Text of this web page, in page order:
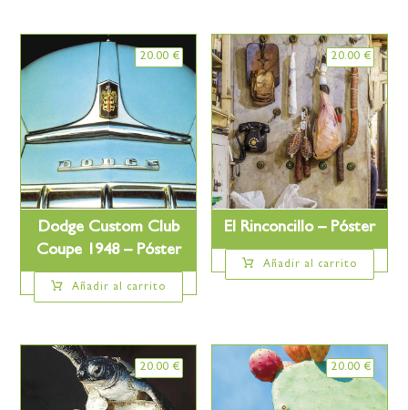
Dodge Custom Club
Coupe 1948 – Póster
20.00 €
Añadir al carrito
El Rinconcillo – Póster
20.00 €
Añadir al carrito
20.00 € 20.00 €